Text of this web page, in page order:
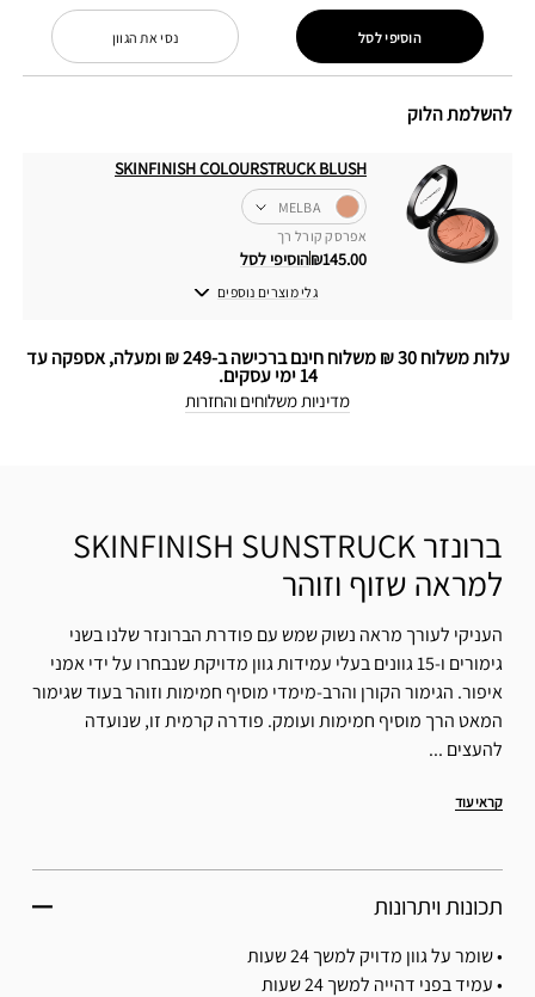
להשלמת הלוק
SKINFINISH COLOURSTRUCK BLUSH
MELBA
אפרסק קורל רך
₪145.00הוסיפי לסל
גלי מוצרים נוספים
נסי את הגוון הוסיפי לסל
עלות משלוח 30 ₪ משלוח חינם ברכישה ב-249 ₪ ומעלה, אספקה עד
14 ימי עסקים.
מדיניות משלוחים והחזרות
ברונזר SKINFINISH SUNSTRUCK
למראה שזוף וזוהר
העניקי לעורך מראה נשוק שמש עם פודרת הברונזר שלנו בשני
גימורים ו-15 גוונים בעלי עמידות גוון מדויקת שנבחרו על ידי אמני
איפור. הגימור הקורן והרב-מימדי מוסיף חמימות וזוהר בעוד שגימור
המאט הרך מוסיף חמימות ועומק. פודרה קרמית זו, שנועדה
להעצים ...
קראי עוד
תכונות ויתרונות
• שומר על גוון מדויק למשך 24 שעות
• עמיד בפני דהייה למשך 24 שעות